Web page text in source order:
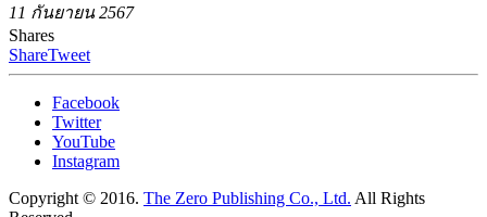
11 กันยายน 2567
Shares
ShareTweet
Facebook
Twitter
YouTube
Instagram
Copyright © 2016. The Zero Publishing Co., Ltd. All Rights